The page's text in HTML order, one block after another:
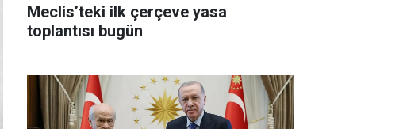
Meclis’teki ilk çerçeve yasa
toplantısı bugün